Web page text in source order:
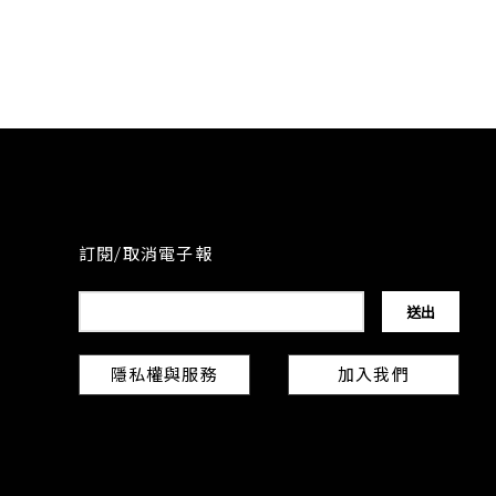
訂閱/取消電子報
隱私權與服務 加入我們